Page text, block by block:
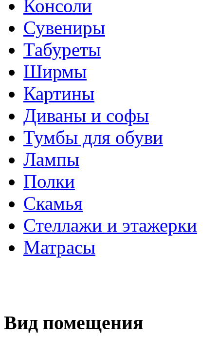
Консоли
Сувениры
Табуреты
Ширмы
Картины
Диваны и софы
Тумбы для обуви
Лампы
Полки
Скамья
Стеллажи и этажерки
Матрасы
Вид помещения